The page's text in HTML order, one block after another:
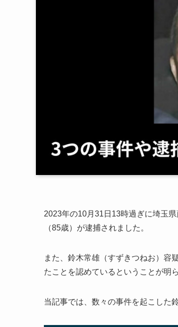
2023年の10月31日13時過ぎに埼玉
（85歳）が逮捕されました。
また、鈴木常雄（すずきつねお）容
たことを認めているということが明
当記事では、数々の事件を起こした